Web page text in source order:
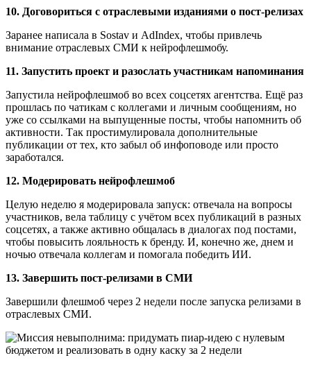
10. Договориться с отраслевыми изданиями о пост-релизах
Заранее написала в Sostav и AdIndex, чтобы привлечь
внимание отраслевых СМИ к нейрофлешмобу.
11. Запустить проект и разослать участникам напоминания
Запустила нейрофлешмоб во всех соцсетях агентства. Ещё раз
прошлась по чатикам с коллегами и личным сообщениям, но
уже со ссылками на выпущенные посты, чтобы напомнить об
активности. Так простимулировала дополнительные
публикации от тех, кто забыл об инфоповоде или просто
заработался.
12. Модерировать нейрофлешмоб
Целую неделю я модерировала запуск: отвечала на вопросы
участников, вела таблицу с учётом всех публикаций в разных
соцсетях, а также активно общалась в диалогах под постами,
чтобы повысить лояльность к бренду. И, конечно же, днем и
ночью отвечала коллегам и помогала победить ИИ.
13. Завершить пост-релизами в СМИ
Завершили флешмоб через 2 недели после запуска релизами в
отраслевых СМИ.